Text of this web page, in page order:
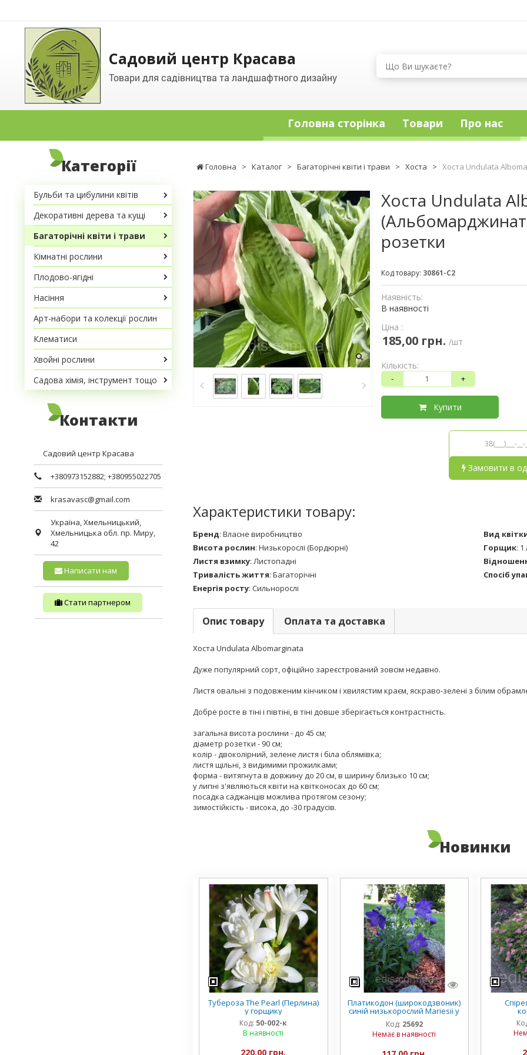
Садовий центр Красава
Товари для садівництва та ландшафтного дизайну
Головна сторінка Товари Про нас
Головна > Каталог > Багаторічні квіти і трави > Хоста > Хоста Undulata
Хоста Undulata
розетки
Код товару: 30861-С2
Наявність:
В наявності
Ціна :
185,00 грн. /шт
Кількість:
- +
Купити
Замовити в
Характеристики товару:
Бренд: Власне виробництво Вид
Висота рослин: Низькорослі (Бордюрні) Горщик: 1
Листя взимку: Листопадні
Тривалість життя: Багаторічні Спосіб
Енергія росту: Сильнорослі
Опис товару Оплата та доставка
Хоста Undulata Albomarginata
Дуже популярний сорт, офіційно зареєстрований зовсім недавно.
Листя овальні з подовженим кінчиком і хвилястим краєм, яскраво-зелені з білим
Добре росте в тіні і півтіні, в тіні довше зберігається контрастність.
загальна висота рослини - до 45 см;
діаметр розетки - 90 см;
колір - двоколірний, зелене листя і біла облямівка;
листя щільні, з видимими прожилками;
форма - витягнута в довжину до 20 см, в ширину близько 10 см;
у липні з'являються квіти на квітконосах до 60 см;
посадка саджанців можлива протягом сезону;
зимостійкість - висока, до -30 градусів.
Новинки
Тубероза The Pearl (Перлина)
у горщику
Код: 50-002-к
В наявності
220,00 грн.
Платикодон (широкодзвоник)
синій низькорослий Mariesii у
горщику
Код: 25692
Немає в наявності
Категорії
Бульби та цибулини квітів
Декоративні дерева та кущі
Багаторічні квіти і трави
Кімнатні рослини
Плодово-ягідні
Насіння
Арт-набори та колекції рослин
Клематиси
Хвойні рослини
Садова хімія, інструмент тощо
Контакти
Садовий центр Красава
+380973152882; +380955022705
krasavasc@gmail.com
Україна,Хмельницький,
Хмельницька обл. пр. Миру,
42
Написати нам
Стати партнером